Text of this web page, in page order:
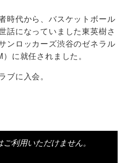
時代から、バスケットボール
話になっていました東英樹さ
ンロッカーズ渋谷のゼネラル
に就任されました。
ブに入会。